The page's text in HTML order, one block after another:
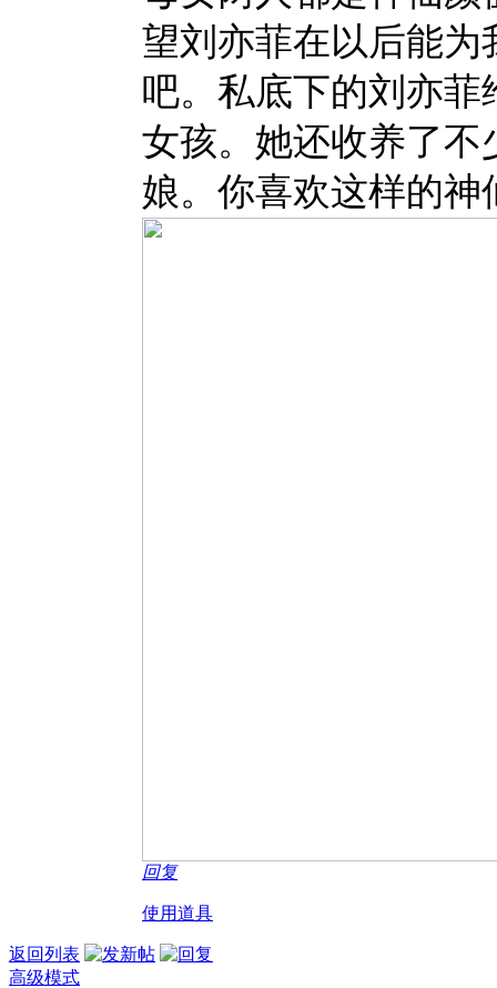
望刘亦菲在以后能
吧。私底下的刘亦
女孩。她还收养了
娘。你喜欢这样的神
回复
使用道具
返回列表
高级模式